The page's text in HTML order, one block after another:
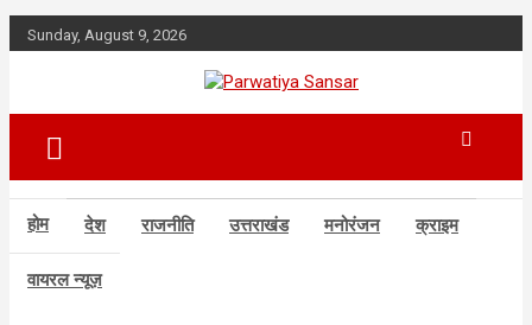
Skip
to
Sunday, August 9, 2026
Parwatiya Sansar
होम देश राजनीति उत्तराखंड मनोरंजन क्राइम
वायरल न्यूज़